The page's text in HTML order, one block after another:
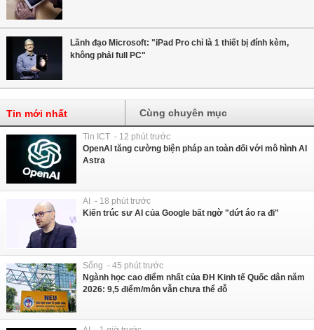
Lãnh đạo Microsoft: "iPad Pro chỉ là 1 thiết bị đính kèm,
không phải full PC"
Tin mới nhất Cùng chuyên mục
Tin ICT - 12 phút trước
OpenAI tăng cường biện pháp an toàn đối với mô hình AI
Astra
AI - 18 phút trước
Kiến trúc sư AI của Google bất ngờ "dứt áo ra đi"
Sống - 45 phút trước
Ngành học cao điểm nhất của ĐH Kinh tế Quốc dân năm
2026: 9,5 điểm/môn vẫn chưa thể đỗ